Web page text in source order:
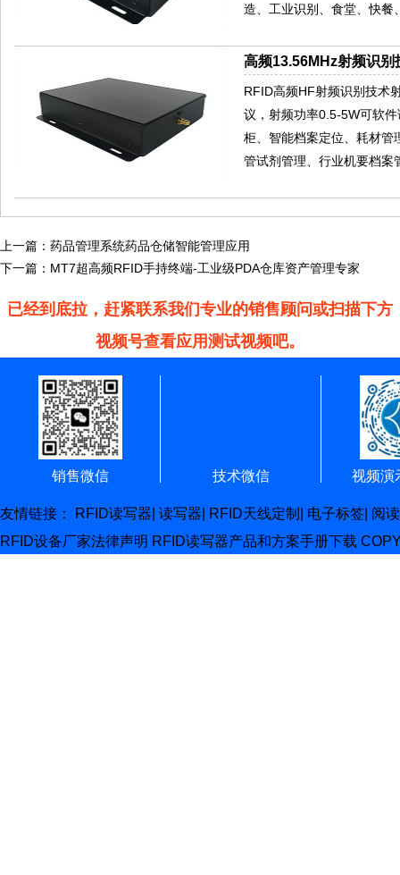
造、工业识别、食堂、快餐
高频13.56MHz射频识
RFID高频HF射频识别技术
议，射频功率0.5-5W可软
柜、智能档案定位、耗材管
管试剂管理、行业机要档案
上一篇： 药品管理系统药品仓储智能管理应用
下一篇： MT7超高频RFID手持终端-工业级PDA仓库资产管理专家
已经到底拉，赶紧联系我们专业的销售顾问或扫描下方
视频号查看应用测试视频吧。
销售微信 技术微信 视频演
友情链接： RFID读写器 读写器 RFID天线定制 电子标签 阅
RFID设备厂家法律声明 RFID读写器产品和方案手册下载